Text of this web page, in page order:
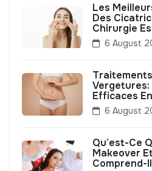
Les
Des
Chirurgie
6 August
Efficaces
6 August
Qu’est-Ce
Makeover
Comprend-